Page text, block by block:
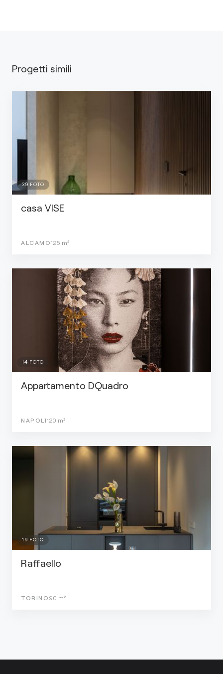
Progetti simili
39 FOTO
casa VISE
ALCAMO125 m²
14 FOTO
Appartamento DQuadro
NAPOLI120 m²
19 FOTO
Raffaello
TORINO 90 m²